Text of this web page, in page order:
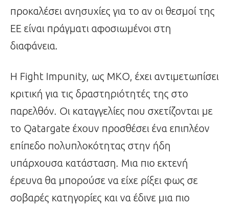
προκαλέσει ανησυχίες για το αν οι θεσμοί της
ΕΕ είναι πράγματι αφοσιωμένοι στη
διαφάνεια.
Η Fight Impunity, ως ΜΚΟ, έχει αντιμετωπίσει
κριτική για τις δραστηριότητές της στο
παρελθόν. Οι καταγγελίες που σχετίζονται με
το Qatargate έχουν προσθέσει ένα επιπλέον
επίπεδο πολυπλοκότητας στην ήδη
υπάρχουσα κατάσταση. Μια πιο εκτενή
έρευνα θα μπορούσε να είχε ρίξει φως σε
σοβαρές κατηγορίες και να έδινε μια πιο